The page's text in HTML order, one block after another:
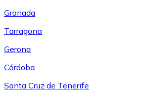
Granada
Tarragona
Gerona
Córdoba
Santa Cruz de Tenerife